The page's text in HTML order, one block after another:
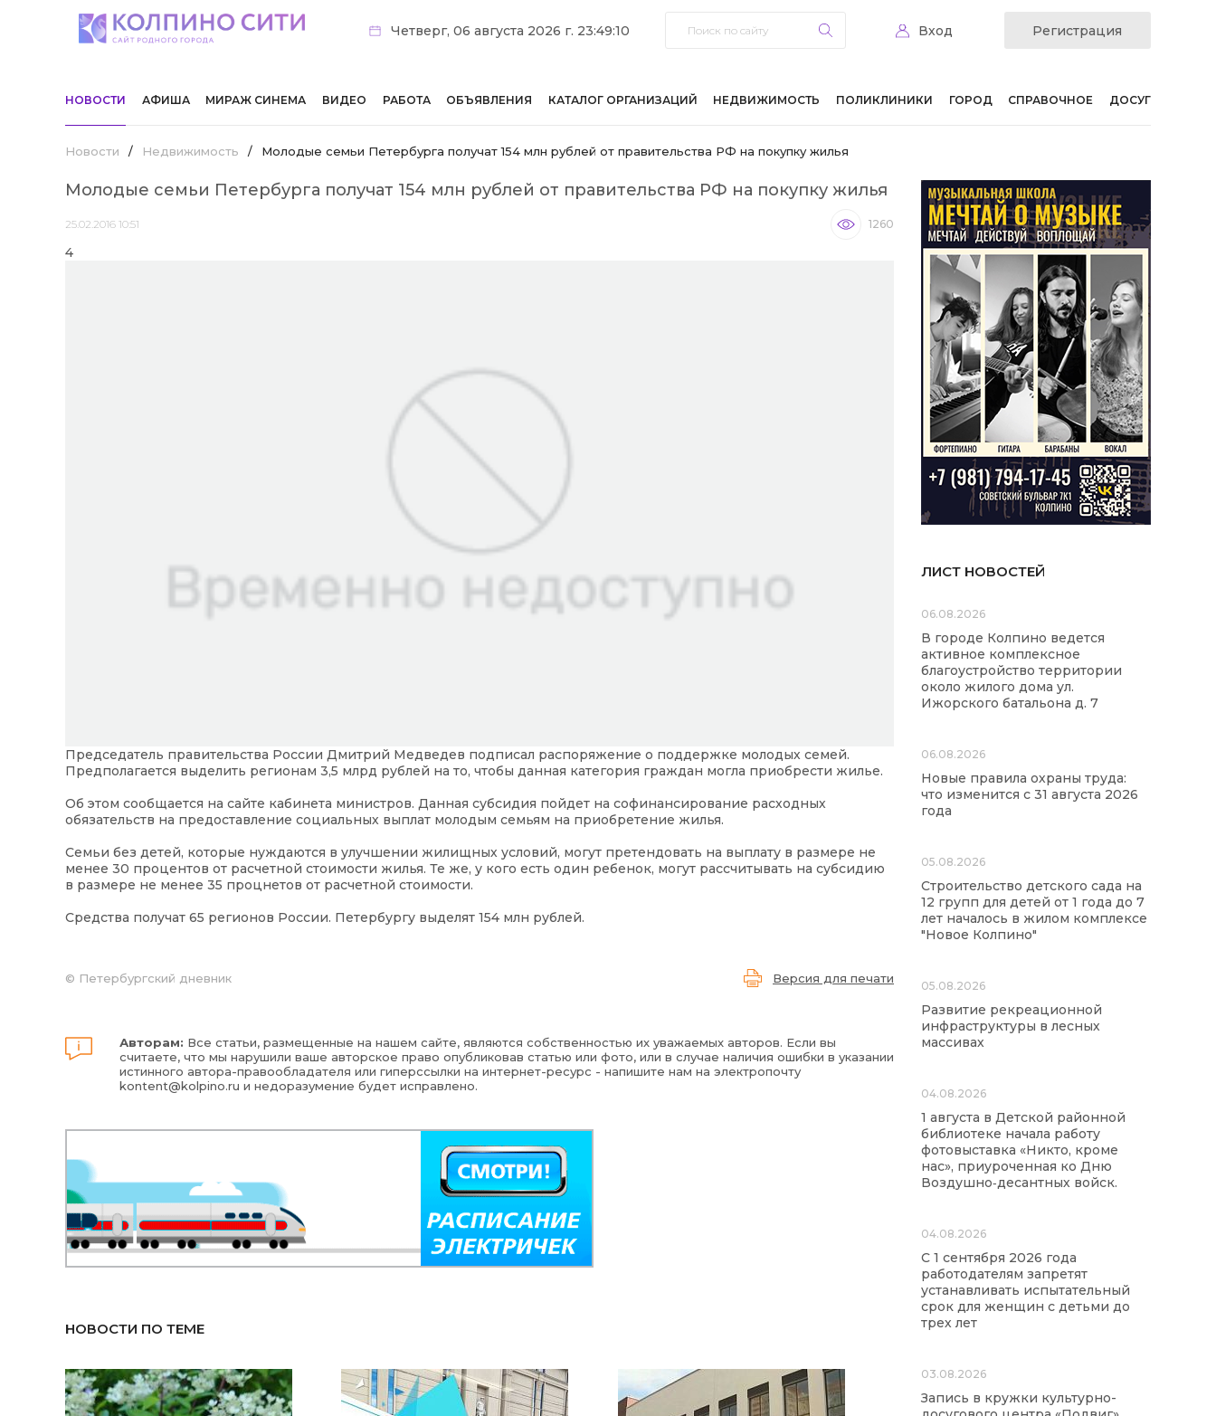
Четверг, 06 августа 2026 г. 23:49:10 Вход Регистрация
НОВОСТИ АФИША МИРАЖ СИНЕМА ВИДЕО РАБОТА ОБЪЯВЛЕНИЯ КАТАЛОГ ОРГАНИЗАЦИЙ НЕДВИЖИМОСТЬ ПОЛИКЛИНИКИ ГОРОД СПРАВОЧНОЕ ДОСУГ
Новости / Недвижимость / Молодые семьи Петербурга получат 154 млн рублей от правительства РФ на покупку жилья
Молодые семьи Петербурга получат 154 млн рублей от правительства РФ на покупку жилья
25.02.2016 10:51 1260
4
Председатель правительства России Дмитрий Медведев подписал распоряжение о поддержке молодых семей.
Предполагается выделить регионам 3,5 млрд рублей на то, чтобы данная категория граждан могла приобрести жилье.
Об этом сообщается на сайте кабинета министров. Данная субсидия пойдет на софинансирование расходных
обязательств на предоставление социальных выплат молодым семьям на приобретение жилья.
Семьи без детей, которые нуждаются в улучшении жилищных условий, могут претендовать на выплату в размере не
менее 30 процентов от расчетной стоимости жилья. Те же, у кого есть один ребенок, могут рассчитывать на субсидию
в размере не менее 35 процнетов от расчетной стоимости.
Средства получат 65 регионов России. Петербургу выделят 154 млн рублей.
© Петербургский дневник Версия для печати
Авторам: Все статьи, размещенные на нашем сайте, являются собственностью их уважаемых авторов. Если вы
считаете, что мы нарушили ваше авторское право опубликовав статью или фото, или в случае наличия ошибки в указании
истинного автора-правообладателя или гиперссылки на интернет-ресурс - напишите нам на электропочту
kontent@kolpino.ru и недоразумение будет исправлено.
НОВОСТИ ПО ТЕМЕ
ЛИСТ НОВОСТЕЙ
06.08.2026
В городе Колпино ведется
активное комплексное
благоустройство территории
около жилого дома ул.
Ижорского батальона д. 7
06.08.2026
Новые правила охраны труда:
что изменится с 31 августа 2026
года
05.08.2026
Строительство детского сада на
12 групп для детей от 1 года до 7
лет началось в жилом комплексе
"Новое Колпино"
05.08.2026
Развитие рекреационной
инфраструктуры в лесных
массивах
04.08.2026
1 августа в Детской районной
библиотеке начала работу
фотовыставка «Никто, кроме
нас», приуроченная ко Дню
Воздушно‑десантных войск.
04.08.2026
С 1 сентября 2026 года
работодателям запретят
устанавливать испытательный
срок для женщин с детьми до
трех лет
03.08.2026
Запись в кружки культурно-